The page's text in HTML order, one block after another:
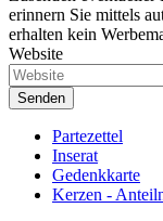
erinnern Sie mittels
erhalten kein
Website
Partezettel
Inserat
Gedenkkarte
Kerzen -